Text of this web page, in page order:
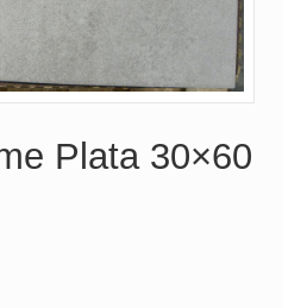
Plata 30×60